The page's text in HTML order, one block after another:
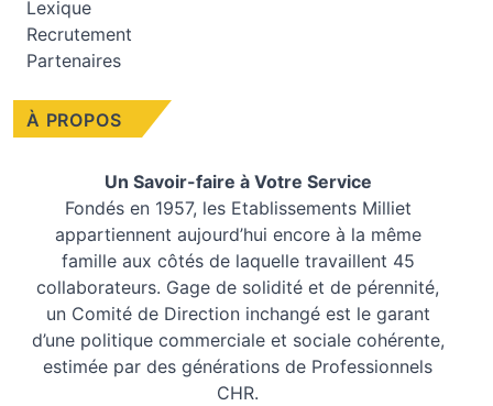
À PROPOS
Un Savoir-faire à Votre Service
Fondés en 1957, les Etablissements Milliet
appartiennent aujourd’hui encore à la même
famille aux côtés de laquelle travaillent 45
collaborateurs. Gage de solidité et de pérennité,
un Comité de Direction inchangé est le garant
d’une politique commerciale et sociale cohérente,
estimée par des générations de Professionnels
CHR.
Lexique
Recrutement
Partenaires